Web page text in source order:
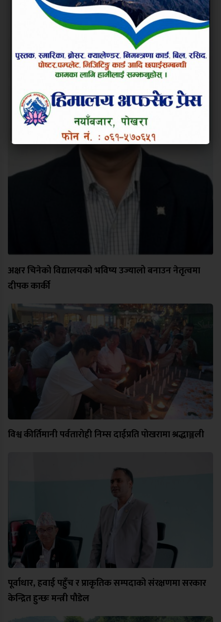
अक्षर चिनेको विद्यालयको भविष्य उज्यालो बनाउन नेतृत्वमा
दीपक कार्की
विश्व कीर्तिमानी पर्वतारोही निम्स दाईप्रति पोखरामा श्रद्धाञ्जली
पूर्वाधार, हवाई पहुँच र प्राकृतिक सम्पदाको संरक्षणमा सरकार
केन्द्रित हुन्छः मन्त्री पौडेल